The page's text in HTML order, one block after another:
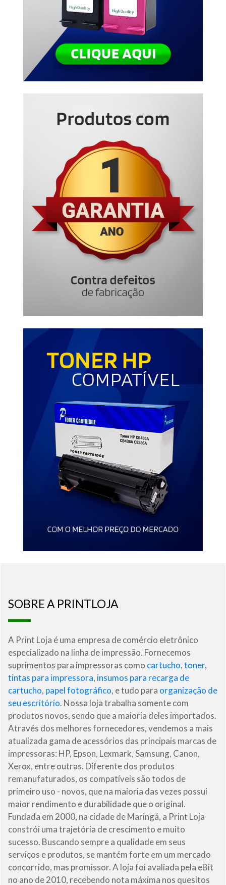
SOBRE A PRINTLOJA
A Print Loja é uma empresa de comércio eletrônico
especializado na linha de impressão. Fornecemos
suprimentos para impressoras como cartucho,toner,
tintas para impressora, insumos para recarga de
cartucho, papel fotográfico, e tudo para organização de
seu escritório. Nossa loja trabalha somente com
produtos novos, sendo que a maioria deles importados.
Através dos melhores fornecedores, vendemos a mais
atualizada gama de acessórios das principais marcas de
impressoras: HP, Epson, Lexmark, Samsung, Canon,
Xerox, entre outras. Diferente dos produtos
remanufaturados, os compatíveis são todos de
primeiro uso - novos, que na maioria das vezes possui
maior rendimento e durabilidade que o original.
Fundada em 2000, na cidade de Maringá, a Print Loja
constrói uma trajetória de crescimento e muito
sucesso. Buscando sempre a qualidade em seus
serviços e produtos, se mantém forte em um mercado
concorrido, mas promissor. A loja foi avaliada pela eBit
no ano de 2010, recebendo nota máxima nos quesitos